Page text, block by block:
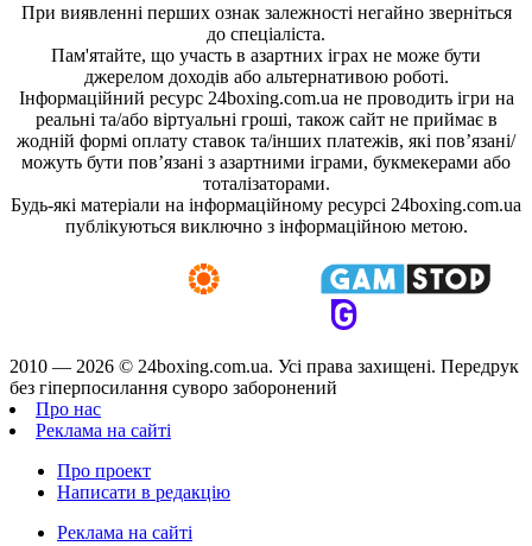
При виявленні перших ознак залежності негайно зверніться
до спеціаліста.
Пам'ятайте, що участь в азартних іграх не може бути
джерелом доходів або альтернативою роботі.
Інформаційний ресурс 24boxing.com.ua не проводить ігри на
реальні та/або віртуальні гроші, також сайт не приймає в
жодній формі оплату ставок та/інших платежів, які пов’язані/
можуть бути пов’язані з азартними іграми, букмекерами або
тоталізаторами.
Будь-які матеріали на інформаційному ресурсі 24boxing.com.ua
публікуються виключно з інформаційною метою.
2010 — 2026 © 24boxing.com.ua. Усi права захищенi. Передрук
без гіперпосилання суворо заборонений
Про нас
Реклама на сайті
Про проект
Написати в редакцію
Реклама на сайті